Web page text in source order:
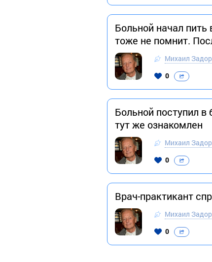
Больной начал пить
тоже не помнит.
Михаил
0
Больной поступил
тут же ознакомлен
Михаил
0
Врач-практикант
Михаил
0